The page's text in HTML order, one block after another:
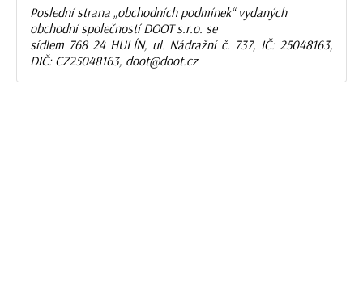
Poslední strana „obchodních podmínek“ vydaných
obchodní společností DOOT s.r.o. se
sídlem 768 24 HULÍN, ul. Nádražní č. 737, IČ: 25048163,
DIČ: CZ25048163, doot@doot.cz